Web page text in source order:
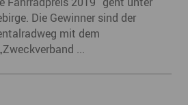
Die Gewinner sind der
mit dem
...